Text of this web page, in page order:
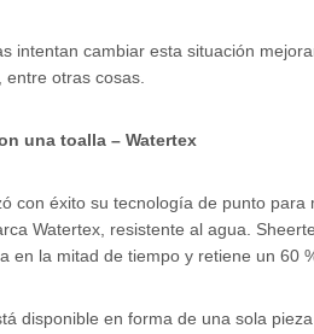
intentan cambiar esta situación
entre otras cosas.
una toalla – Watertex
con éxito su tecnología de punto
Watertex, resistente al agua.
en la mitad de tiempo y retiene un 60
disponible en forma de una sola